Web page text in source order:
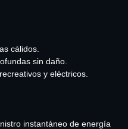
cálidos.
sin daño.
y eléctricos.
instantáneo de energía